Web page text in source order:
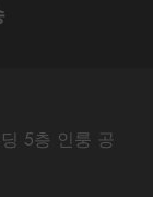
5층 인룽 공